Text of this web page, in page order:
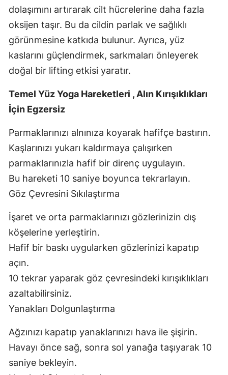
dolaşımını artırarak cilt hücrelerine daha fazla
oksijen taşır. Bu da cildin parlak ve sağlıklı
görünmesine katkıda bulunur. Ayrıca, yüz
kaslarını güçlendirmek, sarkmaları önleyerek
doğal bir lifting etkisi yaratır.
Temel Yüz Yoga Hareketleri , Alın Kırışıklıkları
İçin Egzersiz
Parmaklarınızı alnınıza koyarak hafifçe bastırın.
Kaşlarınızı yukarı kaldırmaya çalışırken
parmaklarınızla hafif bir direnç uygulayın.
Bu hareketi 10 saniye boyunca tekrarlayın.
Göz Çevresini Sıkılaştırma
İşaret ve orta parmaklarınızı gözlerinizin dış
köşelerine yerleştirin.
Hafif bir baskı uygularken gözlerinizi kapatıp
açın.
10 tekrar yaparak göz çevresindeki kırışıklıkları
azaltabilirsiniz.
Yanakları Dolgunlaştırma
Ağzınızı kapatıp yanaklarınızı hava ile şişirin.
Havayı önce sağ, sonra sol yanağa taşıyarak 10
saniye bekleyin.